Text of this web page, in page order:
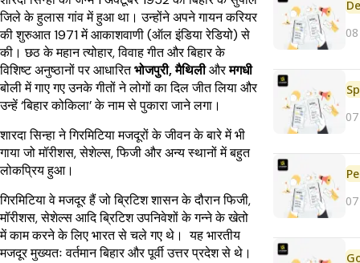
जिले के हुलास गांव में हुआ था। उन्होंने अपने गायन करियर
की शुरुआत 1971 में आकाशवाणी (ऑल इंडिया रेडियो) से
की। छठ के महान त्योहार, विवाह गीत और बिहार के
विशिष्ट अनुष्ठानों पर आधारितभोजपुरी, मैथिलीऔरमगधी
बोली में गाए गए उनके गीतों ने लोगों का दिल जीत लिया और
उन्हें ‘बिहार कोकिला’ के नाम से पुकारा जाने लगा।
शारदा सिन्हा ने गिरमिटिया मजदूरों के जीवन के बारे में भी
गाया जो मॉरीशस, सेशेल्स, फिजी और अन्य स्थानों में बहुत
लोकप्रिय हुआ।
गिरमिटिया वे मजदूर हैं जो ब्रिटिश शासन के दौरान फिजी,
मॉरीशस, सेशेल्स आदि ब्रिटिश उपनिवेशों के गन्ने के खेतो
में काम करने के लिए भारत से चले गए थे। यह भारतीय
मजदूर मुख्यतः वर्तमान बिहार और पूर्वी उत्तर प्रदेश से थे।